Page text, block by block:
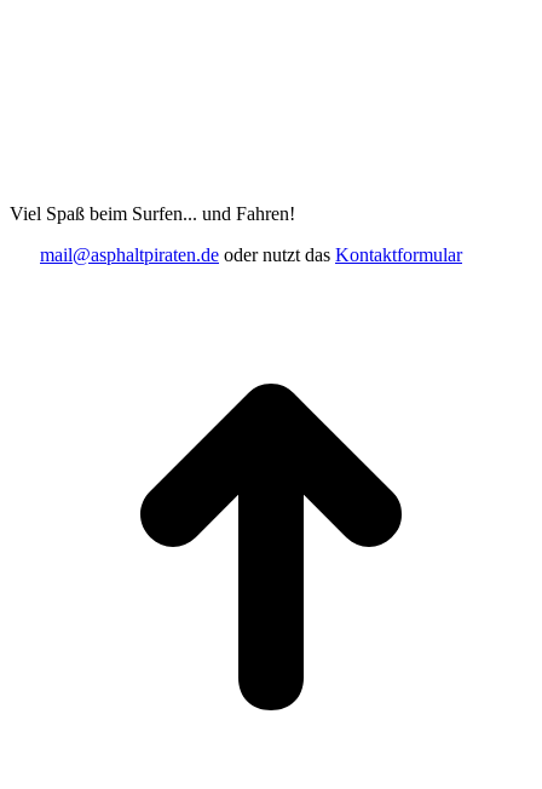
Viel Spaß beim Surfen... und Fahren!
mail@asphaltpiraten.de oder nutzt das Kontaktformular